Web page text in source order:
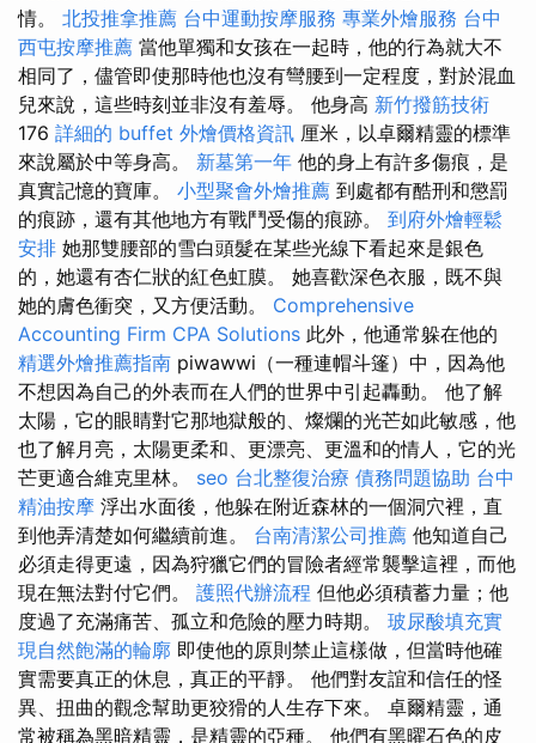
情。 北投推拿推薦 台中運動按摩服務 專業外燴服務 台中
西屯按摩推薦 當他單獨和女孩在一起時，他的行為就大不
相同了，儘管即使那時他也沒有彎腰到一定程度，對於混血
兒來說，這些時刻並非沒有羞辱。 他身高 新竹撥筋技術
176 詳細的 buffet 外燴價格資訊 厘米，以卓爾精靈的標準
來說屬於中等身高。 新墓第一年 他的身上有許多傷痕，是
真實記憶的寶庫。 小型聚會外燴推薦 到處都有酷刑和懲罰
的痕跡，還有其他地方有戰鬥受傷的痕跡。 到府外燴輕鬆
安排 她那雙腰部的雪白頭髮在某些光線下看起來是銀色
的，她還有杏仁狀的紅色虹膜。 她喜歡深色衣服，既不與
她的膚色衝突，又方便活動。 Comprehensive
Accounting Firm CPA Solutions 此外，他通常躲在他的
精選外燴推薦指南 piwawwi（一種連帽斗篷）中，因為他
不想因為自己的外表而在人們的世界中引起轟動。 他了解
太陽，它的眼睛對它那地獄般的、燦爛的光芒如此敏感，他
也了解月亮，太陽更柔和、更漂亮、更溫和的情人，它的光
芒更適合維克里林。 seo 台北整復治療 債務問題協助 台中
精油按摩 浮出水面後，他躲在附近森林的一個洞穴裡，直
到他弄清楚如何繼續前進。 台南清潔公司推薦 他知道自己
必須走得更遠，因為狩獵它們的冒險者經常襲擊這裡，而他
現在無法對付它們。 護照代辦流程 但他必須積蓄力量；他
度過了充滿痛苦、孤立和危險的壓力時期。 玻尿酸填充實
現自然飽滿的輪廓 即使他的原則禁止這樣做，但當時他確
實需要真正的休息，真正的平靜。 他們對友誼和信任的怪
異、扭曲的觀念幫助更狡猾的人生存下來。 卓爾精靈，通
常被稱為黑暗精靈，是精靈的亞種。 他們有黑曜石色的皮